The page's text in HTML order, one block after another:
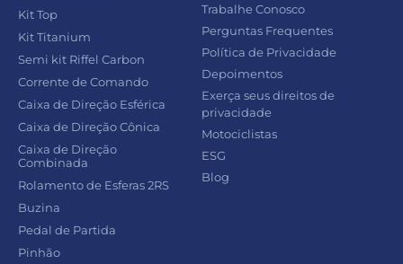
Kit Top
Kit Titanium
Semi kit Riffel Carbon
Corrente de Comando
Caixa de Direção Esférica
Caixa de Direção Cônica
Caixa de Direção
Combinada
Rolamento de Esferas 2RS
Buzina
Pedal de Partida
Pinhão
Trabalhe Conosco
Perguntas Frequentes
Política de Privacidade
Depoimentos
Exerça seus direitos de
privacidade
Motociclistas
ESG
Blog